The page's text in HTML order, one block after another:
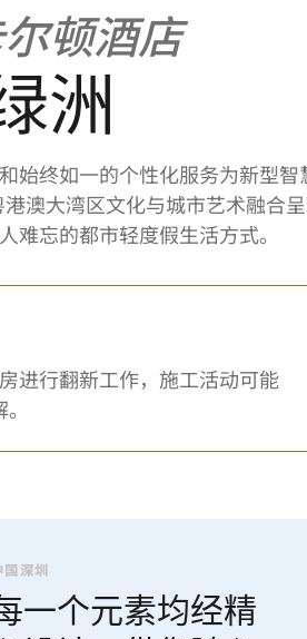
顿酒店
洲
始终如一的个性化服务为新型
澳大湾区文化与城市艺术融合
忘的都市轻度假生活方式。
进行翻新工作，施工活动可能
国深圳
一个元素均经精